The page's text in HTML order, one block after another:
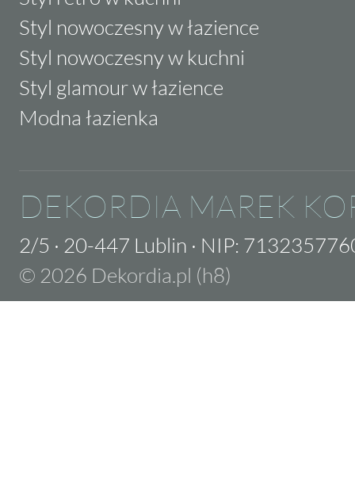
Styl nowoczesny w łazience
Styl nowoczesny w kuchni
Styl glamour w łazience
Modna łazienka
DEKORDIA MAREK
2/5 · 20-447 Lublin · NIP:
© 2026 Dekordia.pl (h8)